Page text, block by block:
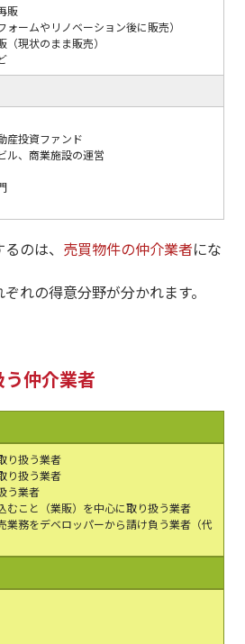
販
ームやリノベーション後に販売）
現状のまま販売）
産投資ファンド
ル、商業施設の運営
のは、 売買物件の仲介業者にな
れの得意分野が分かれます。
仲介業者
り扱う業者
り扱う業者
う業者
むこと（業販）を中心に取り扱う業者
業務をデベロッパーから請け負う業者（代